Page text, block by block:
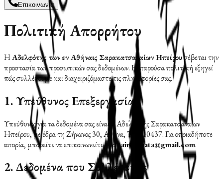
Επικοινωνία
Πολιτική Απορρήτου
ΗΑδελφότης των εν Αθήναις Σαρακατσαναίων Ηπείρουσέβεται την
προστασία των προσωπικών σας δεδομένων. Η παρούσα πολιτική εξηγεί
πώς συλλέγουμε και διαχειριζόμαστε τις πληροφορίες σας.
1. Υπεύθυνος Επεξεργασίας
Υπεύθυνος για τα δεδομένα σας είναι η Αδελφότης Σαρακατσαναίων
Ηπείρου, με έδρα τη Ζήνωνος 30, Αθήνα, Τ.Κ. 10437. Για οποιαδήποτε
απορία, μπορείτε να επικοινωνείτε στοxairetimata@gmail.com.
2. Δεδομένα που Συλλέγουμε